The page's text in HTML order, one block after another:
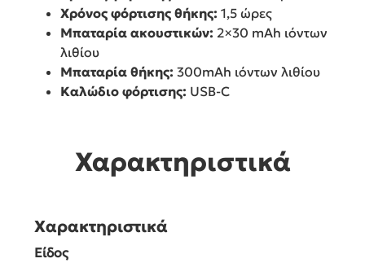
Χρόνος φόρτισης θήκης: 1,5 ώρες
Μπαταρία ακουστικών: 2×30 mAh ιόντων
λιθίου
Μπαταρία θήκης: 300mAh ιόντων λιθίου
Καλώδιο φόρτισης: USB-C
Χαρακτηριστικά
Χαρακτηριστικά
Είδος